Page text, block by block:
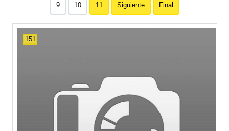
9 10 11 Siguiente Final
151